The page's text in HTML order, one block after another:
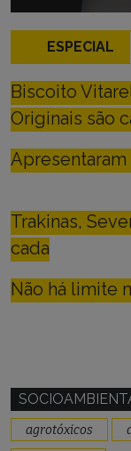
ESPECIAL
Biscoito
Originais são
Trakinas,
cada
Não há limite
agrotóxicos